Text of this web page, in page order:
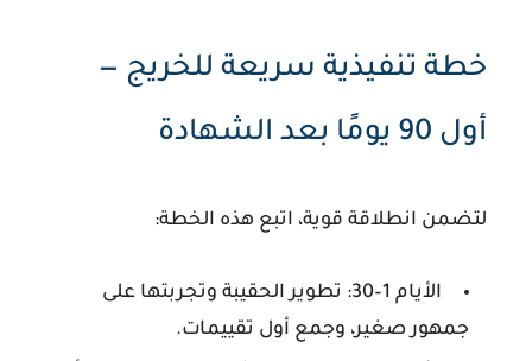
خطة تنفيذية سريعة للخريج —
أول 90 يومًا بعد الشهادة
لتضمن انطلاقة قوية، اتبع هذه الخطة:
الأيام 1–30:
تطوير الحقيبة وتجربتها على
جمهور صغير، وجمع أول تقييمات.